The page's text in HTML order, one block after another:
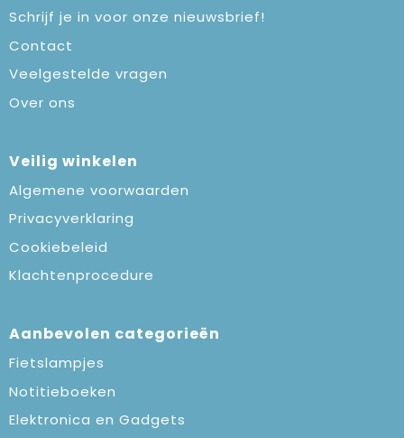
Schrijf je in voor onze nieuwsbrief!
Contact
Veelgestelde vragen
Over ons
Veilig winkelen
Algemene voorwaarden
Privacyverklaring
Cookiebeleid
Klachtenprocedure
Aanbevolen categorieën
Fietslampjes
Notitieboeken
Elektronica en Gadgets